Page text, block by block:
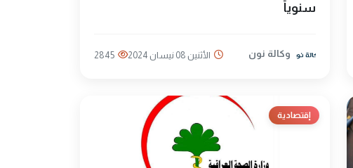
سنوياً
وكالة نون الأثنين 08 نيسان 2024 2845
إقتصادية